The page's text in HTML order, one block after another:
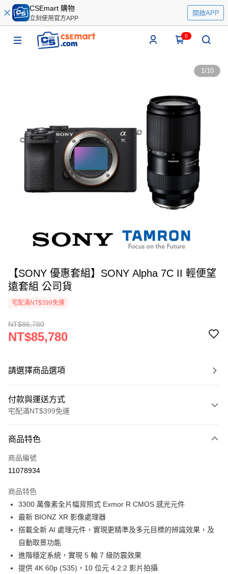
CSEmart 購物
立刻使用官方APP
開啟APP
0
1/10
【SONY 優惠套組】SONY Alpha 7C II 輕便望
遠套組 公司貨
宅配滿NT$399免運
NT$86,780
NT$85,780
請選擇商品選項
付款與運送方式
宅配滿NT$399免運
信用卡一次付款
信用卡分期付款
合作金庫商業銀行
華南商業銀行
彰化商業銀行
上海商業儲蓄銀行
國泰世華商業銀行
兆豐國際商業銀行
臺灣中小企業銀行
匯豐（台灣）商業銀行
華泰商業銀行
聯邦商業銀行
遠東國際商業銀行
元大商業銀行
永豐商業銀行
6 期 0 利率 每期
華南商業銀行
上海商業儲蓄銀行
台北富邦商業銀行
國泰世華商業銀行
臺灣中小企業銀行
台中商業銀行
匯豐（台灣）商業銀行
華泰商業銀行
12 期 0 利率 每期 NT$7,148 21家銀行
合作金庫商業銀行
第一商業銀行
上海商業儲蓄銀行
國泰世華商業銀行
兆豐國際商業銀行
臺灣中小企業銀行
台中商業銀行
LINE Pay
Apple Pay
街口支付
商品特色
商品編號
11078934
商品特色
3300 萬像素全片幅背照式 Exmor R CMOS 感光元件
最新 BIONZ XR 影像處理器
搭載全新 AI 處理元件，實現更精準及多元目標的辨識效果，及
自動取景功能
進階穩定系統，實現 5 軸 7 級防震效果
提供 4K 60p (S35)，10 位元 4:2:2 影片拍攝